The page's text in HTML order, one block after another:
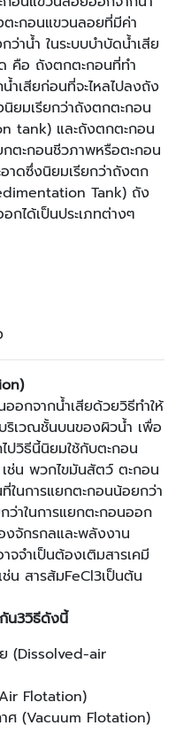
ะกอนแขวนลอยที่มีค่า
ว่าน้ำ ในระบบบำบัดน้ำเสีย
คือ ถังตกตะกอนที่ทำ
เสียก่อนที่จะไหลไปลงถัง
ยมเรียกว่าถังตกตะกอน
tank) และถังตกตะกอน
ตะกอนชีวภาพหรือตะกอน
อาดซึ่งนิยมเรียกว่าถังตก
Tank) ถัง
ได้เป็นประเภทต่างๆ
อกจากน้ำเสียด้วยวิธีทำให้
ริเวณชั้นบนของผิวน้ำ เพื่อ
ปวิธีนี้นิยมใช้กับตะกอน
ช่น พวกไขมันสัตว์ ตะกอน
ในการแยกตะกอนน้อยกว่า
ว่าในการแยกตะกอนออก
งจักรกลและพลังงาน
จจำเป็นต้องเติมสารเคมี
น สารส้มFeCl3เป็นต้น
น3วิธีดังนี้
(Dissolved-air
Flotation)
(Vacuum Flotation)